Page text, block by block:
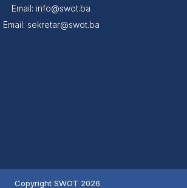
Email: info@swot.ba
Email: sekretar@swot.ba
Copyright SWOT 2026